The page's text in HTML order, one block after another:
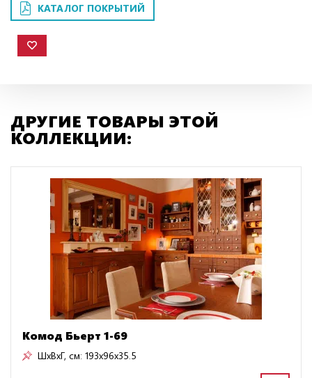
КАТАЛОГ ПОКРЫТИЙ
ДРУГИЕ ТОВАРЫ ЭТОЙ
КОЛЛЕКЦИИ:
Комод Бьерт 1-69
ШxВxГ, см: 193x96x35.5